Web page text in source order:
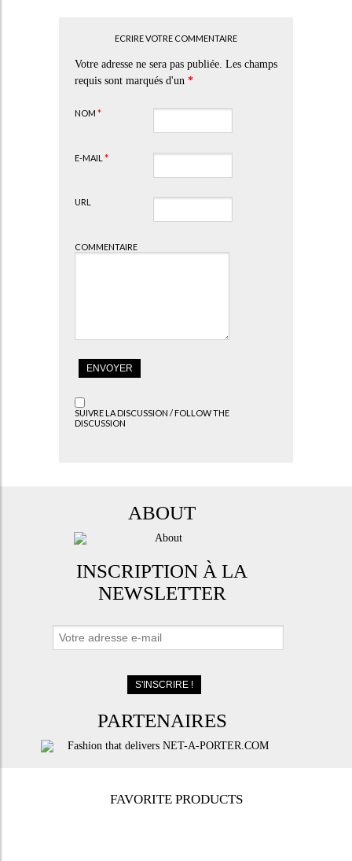
ECRIRE VOTRE COMMENTAIRE
Votre adresse ne sera pas publiée. Les champs
requis sont marqués d'un *
NOM *
E-MAIL *
URL
COMMENTAIRE
SUIVRE LA DISCUSSION / FOLLOW THE
DISCUSSION
ABOUT
INSCRIPTION À LA
NEWSLETTER
PARTENAIRES
FAVORITE PRODUCTS